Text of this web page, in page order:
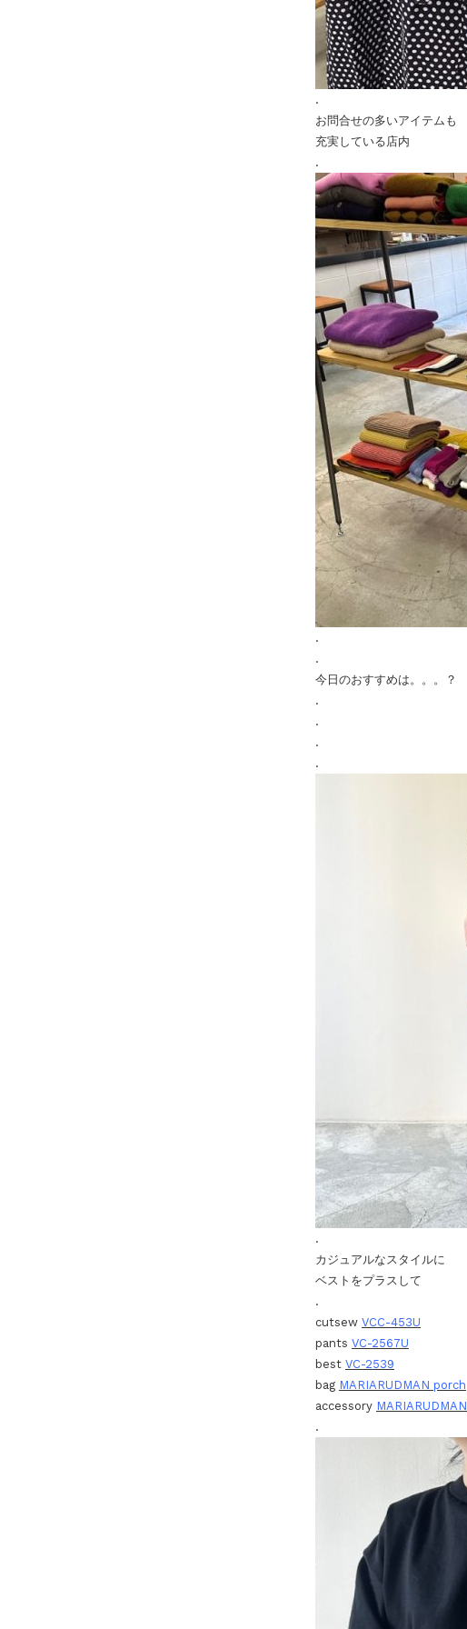
.
お問合せの多いアイテムも
充実している店内
.
.
.
今日のおすすめは。。。？
.
.
.
.
.
カジュアルなスタイルに
ベストをプラスして
.
cutsew VCC-453U
pants VC-2567U
best VC-2539
bag MARIARUDMAN porch
accessory MARIARUDMAN
.